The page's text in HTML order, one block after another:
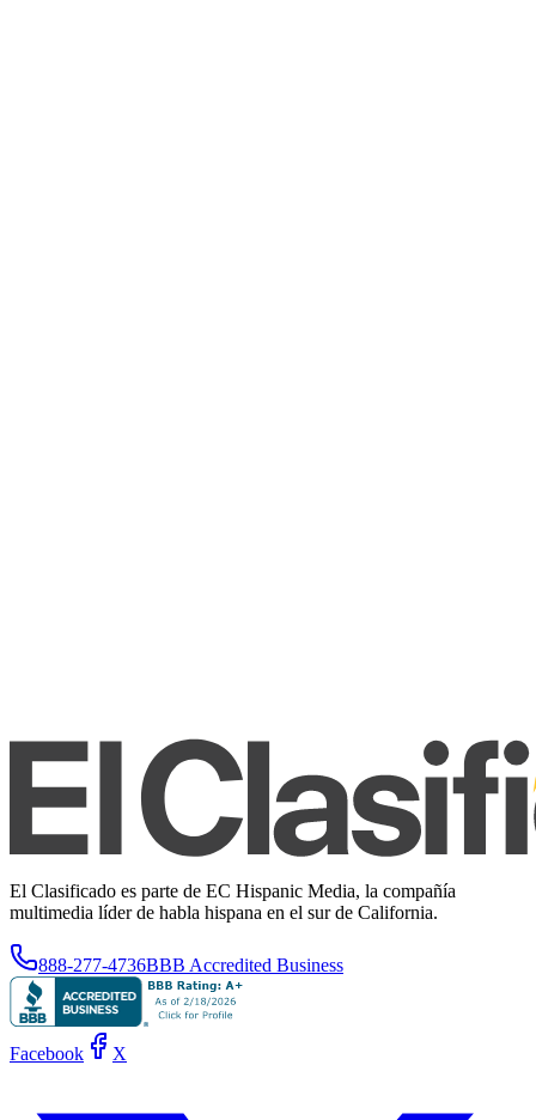
El Clasificado es parte de EC Hispanic Media, la compañía
multimedia líder de habla hispana en el sur de California.
888-277-4736BBB Accredited Business
Facebook X